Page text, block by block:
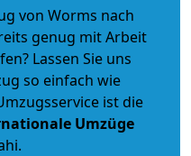
von Worms nach
genug mit Arbeit
Lassen Sie uns
so einfach wie
ist die
Umzüge